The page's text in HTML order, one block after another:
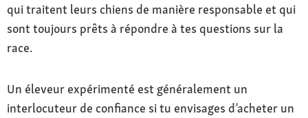
qui traitent leurs chiens de manière responsable et qui
sont toujours prêts à répondre à tes questions sur la
race.
Un éleveur expérimenté est généralement un
interlocuteur de confiance si tu envisages d’acheter un